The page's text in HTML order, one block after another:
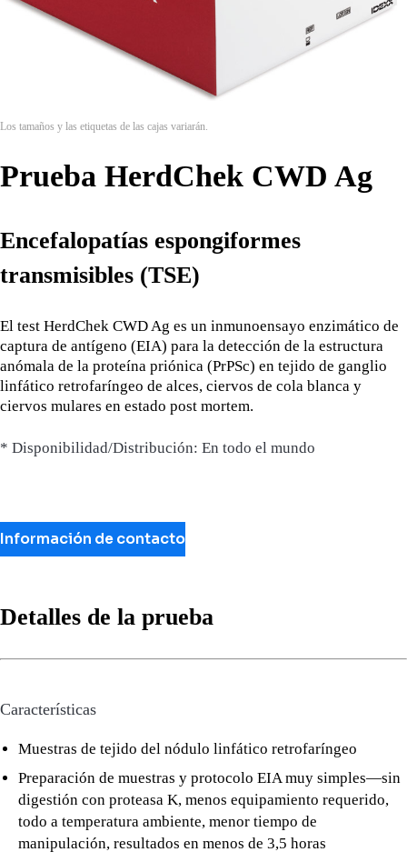
Los tamaños y las etiquetas de las cajas variarán.
Prueba HerdChek CWD Ag
Encefalopatías espongiformes
transmisibles (TSE)
El test HerdChek CWD Ag es un inmunoensayo enzimático de
captura de antígeno (EIA) para la detección de la estructura
anómala de la proteína priónica (PrPSc) en tejido de ganglio
linfático retrofaríngeo de alces, ciervos de cola blanca y
ciervos mulares en estado post mortem.
* Disponibilidad/Distribución: En todo el mundo
Información de contacto
Detalles de la prueba
Características
Muestras de tejido del nódulo linfático retrofaríngeo
Preparación de muestras y protocolo EIA muy simples—sin
digestión con proteasa K, menos equipamiento requerido,
todo a temperatura ambiente, menor tiempo de
manipulación, resultados en menos de 3,5 horas